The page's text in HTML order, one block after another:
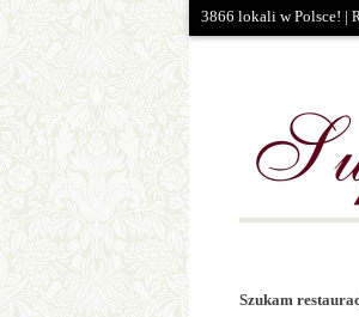
3866 lokali w Polsce! |
Szukam